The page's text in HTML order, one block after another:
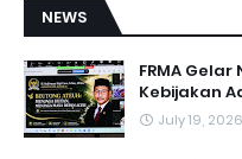
NEWS
FRMA
Kebijakan
July 19, 2026